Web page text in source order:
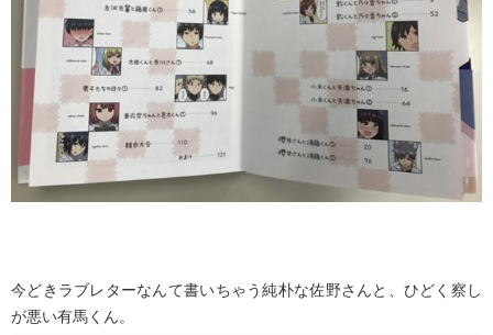
今どきラブレターなんて書いちゃう純朴な佐野さんと、ひどく察し
が悪い有馬くん。